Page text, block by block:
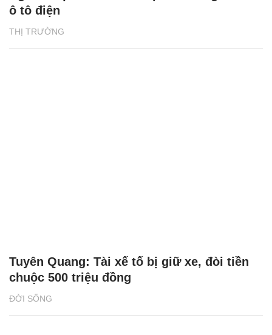
THỊ TRƯỜNG
ô tô điện
ĐỜI SỐNG
Tuyên Quang: Tài xế tố bị giữ xe, đòi tiền
chuộc 500 triệu đồng